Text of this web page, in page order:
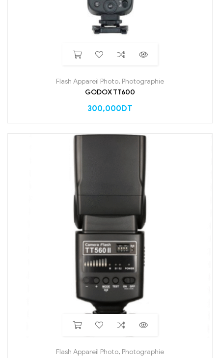
Flash Appareil Photo, Photographie
GODOX TT600
300,000DT
Flash Appareil Photo, Photographie